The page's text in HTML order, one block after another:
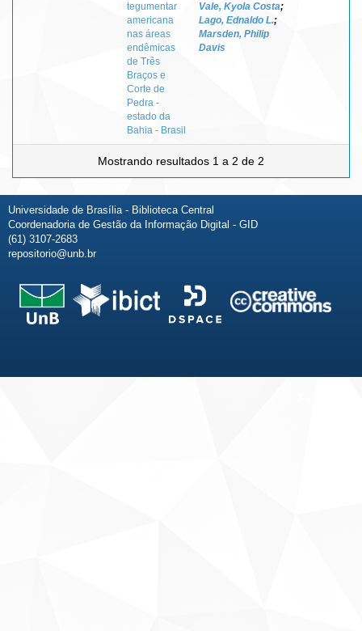
tegumentar
americana
nas áreas
endêmicas
de Três
Braços e
Corte de
Pedra -
estado da
Bahia - Brasil
Vale, Kyola Costa;
Lago, Ednaldo L.;
Marsden, Philip
Davis
Mostrando resultados 1 a 2 de 2
Universidade de Brasília - Biblioteca Central
Coordenadoria de Gestão da Informação Digital - GID
(61) 3107-2683
repositorio@unb.br